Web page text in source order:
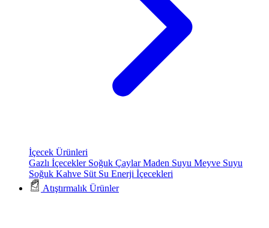
İçecek Ürünleri
Gazlı İçecekler Soğuk ÇaylarMaden Suyu Meyve Suyu
Soğuk Kahve Süt Su Enerji İçecekleri
Atıştırmalık Ürünler